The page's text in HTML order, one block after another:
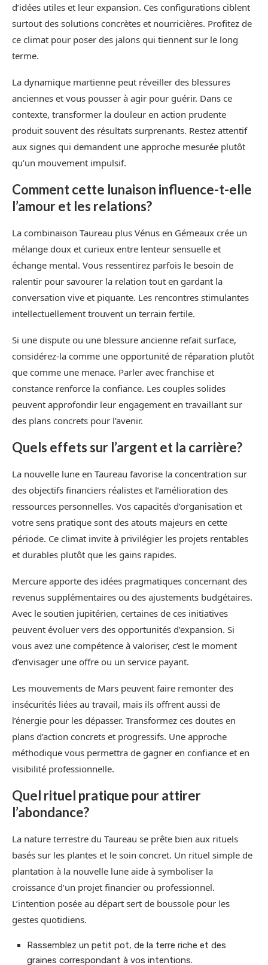
d’idées utiles et leur expansion. Ces configurations ciblent
surtout des solutions concrètes et nourricières. Profitez de
ce climat pour poser des jalons qui tiennent sur le long
terme.
La dynamique martienne peut réveiller des blessures
anciennes et vous pousser à agir pour guérir. Dans ce
contexte, transformer la douleur en action prudente
produit souvent des résultats surprenants. Restez attentif
aux signes qui demandent une approche mesurée plutôt
qu’un mouvement impulsif.
Comment cette lunaison influence-t-elle
l’amour et les relations?
La combinaison Taureau plus Vénus en Gémeaux crée un
mélange doux et curieux entre lenteur sensuelle et
échange mental. Vous ressentirez parfois le besoin de
ralentir pour savourer la relation tout en gardant la
conversation vive et piquante. Les rencontres stimulantes
intellectuellement trouvent un terrain fertile.
Si une dispute ou une blessure ancienne refait surface,
considérez-la comme une opportunité de réparation plutôt
que comme une menace. Parler avec franchise et
constance renforce la confiance. Les couples solides
peuvent approfondir leur engagement en travaillant sur
des plans concrets pour l’avenir.
Quels effets sur l’argent et la carrière?
La nouvelle lune en Taureau favorise la concentration sur
des objectifs financiers réalistes et l’amélioration des
ressources personnelles. Vos capacités d’organisation et
votre sens pratique sont des atouts majeurs en cette
période. Ce climat invite à privilégier les projets rentables
et durables plutôt que les gains rapides.
Mercure apporte des idées pragmatiques concernant des
revenus supplémentaires ou des ajustements budgétaires.
Avec le soutien jupitérien, certaines de ces initiatives
peuvent évoluer vers des opportunités d’expansion. Si
vous avez une compétence à valoriser, c’est le moment
d’envisager une offre ou un service payant.
Les mouvements de Mars peuvent faire remonter des
insécurités liées au travail, mais ils offrent aussi de
l’énergie pour les dépasser. Transformez ces doutes en
plans d’action concrets et progressifs. Une approche
méthodique vous permettra de gagner en confiance et en
visibilité professionnelle.
Quel rituel pratique pour attirer
l’abondance?
La nature terrestre du Taureau se prête bien aux rituels
basés sur les plantes et le soin concret. Un rituel simple de
plantation à la nouvelle lune aide à symboliser la
croissance d’un projet financier ou professionnel.
L’intention posée au départ sert de boussole pour les
gestes quotidiens.
Rassemblez un petit pot, de la terre riche et des
graines correspondant à vos intentions.